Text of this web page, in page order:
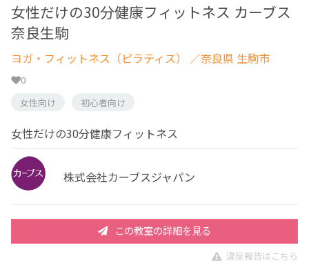
女性だけの30分健康フィットネス カーブス
奈良生駒
ヨガ・フィットネス（ピラティス） ／奈良県 生駒市
0
女性向け
初心者向け
女性だけの30分健康フィットネス
株式会社カーブスジャパン
この教室の詳細を見る
違反報告はこちら